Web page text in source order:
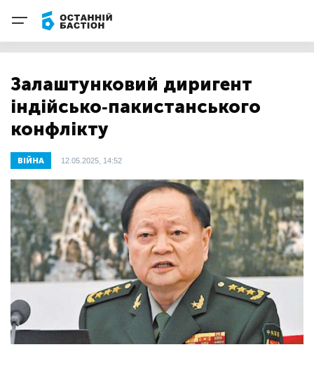
Залаштунковий диригент
індійсько-пакистанського
конфлікту
ВІЙНА 12.05.2025, 14:52